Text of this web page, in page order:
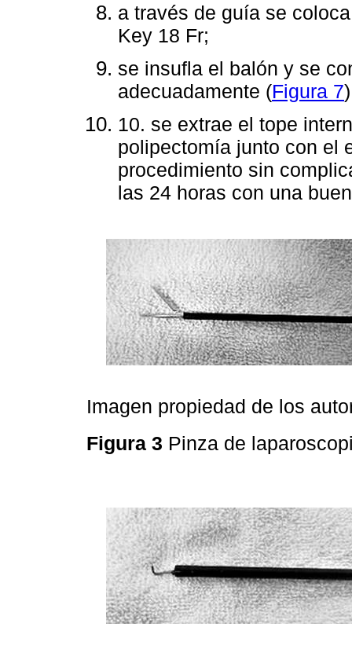
a través de guía se
Key 18 Fr;
se insufla el balón y se
adecuadamente (Figura 7
10. se extrae el tope
polipectomía junto con el
procedimiento sin
las 24 horas con una
Imagen propiedad de los
Figura 3 Pinza de